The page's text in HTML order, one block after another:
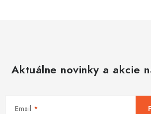
Aktuálne novinky a akcie
Email